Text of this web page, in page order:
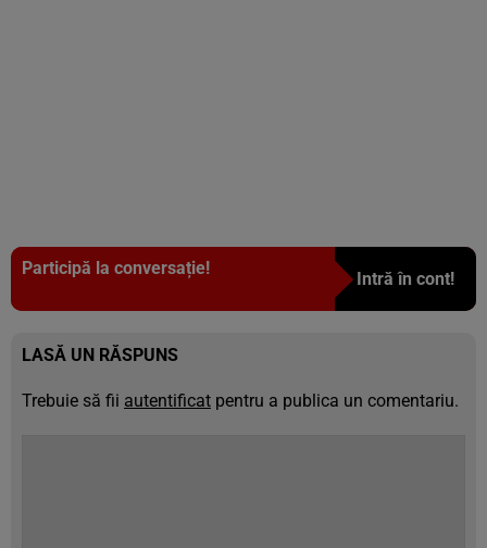
Participă la conversație!
Intră în cont!
LASĂ UN RĂSPUNS
Trebuie să fii autentificat pentru a publica un comentariu.